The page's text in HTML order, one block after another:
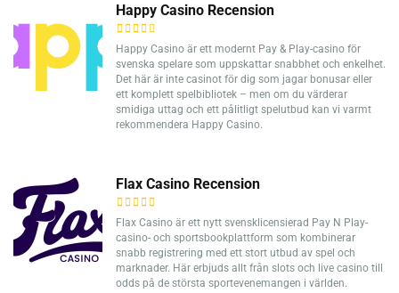
Happy Casino Recension
Happy Casino är ett modernt Pay & Play-casino för
svenska spelare som uppskattar snabbhet och enkelhet.
Det här är inte casinot för dig som jagar bonusar eller
ett komplett spelbibliotek – men om du värderar
smidiga uttag och ett pålitligt spelutbud kan vi varmt
rekommendera Happy Casino.
Flax Casino Recension
Flax Casino är ett nytt svensklicensierad Pay N Play-
casino- och sportsbookplattform som kombinerar
snabb registrering med ett stort utbud av spel och
marknader. Här erbjuds allt från slots och live casino till
odds på de största sportevenemangen i världen.